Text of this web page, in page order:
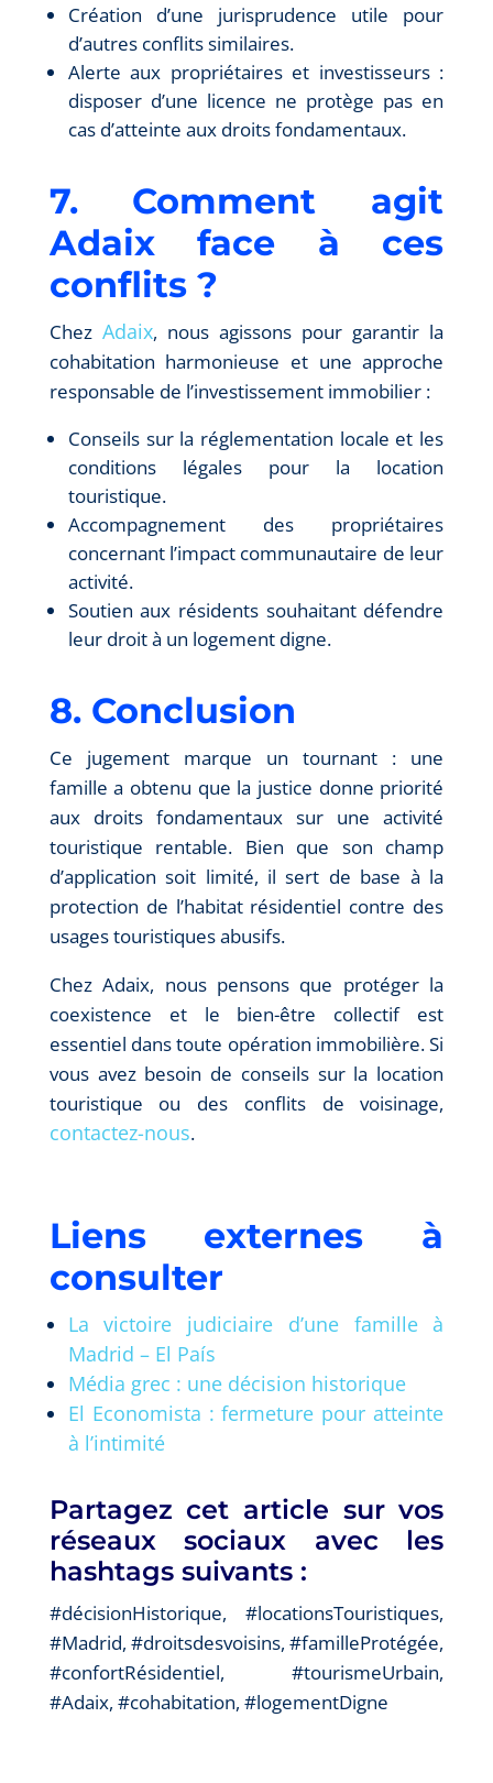
Création d’une jurisprudence utile pour
d’autres conflits similaires.
Alerte aux propriétaires et investisseurs :
disposer d’une licence ne protège pas en
cas d’atteinte aux droits fondamentaux.
7. Comment agit
Adaix face à ces
conflits ?
Chez Adaix, nous agissons pour garantir la
cohabitation harmonieuse et une approche
responsable de l’investissement immobilier :
Conseils sur la réglementation locale et les
conditions légales pour la location
touristique.
Accompagnement des propriétaires
concernant l’impact communautaire de leur
activité.
Soutien aux résidents souhaitant défendre
leur droit à un logement digne.
8. Conclusion
Ce jugement marque un tournant : une
famille a obtenu que la justice donne priorité
aux droits fondamentaux sur une activité
touristique rentable. Bien que son champ
d’application soit limité, il sert de base à la
protection de l’habitat résidentiel contre des
usages touristiques abusifs.
Chez Adaix, nous pensons que protéger la
coexistence et le bien-être collectif est
essentiel dans toute opération immobilière. Si
vous avez besoin de conseils sur la location
touristique ou des conflits de voisinage,
contactez-nous.
Liens externes à
consulter
La victoire judiciaire d’une famille à
Madrid – El País
Média grec : une décision historique
El Economista : fermeture pour atteinte
à l’intimité
Partagez cet article sur vos
réseaux sociaux avec les
hashtags suivants :
#décisionHistorique, #locationsTouristiques,
#Madrid, #droitsdesvoisins, #familleProtégée,
#confortRésidentiel, #tourismeUrbain,
#Adaix, #cohabitation, #logementDigne